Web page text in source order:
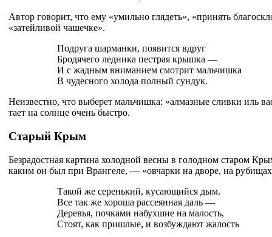
Автор говорит, что ему «умильно глядеть», «принять
«затейливой чашечке».
Подруга шарманки, появится вдруг
Бродячего ледника пестрая крышка —
И с жадным вниманием смотрит мальчишка
В чудесного холода полный сундук.
Неизвестно, что выберет мальчишка: «алмазные сливки иль
тает на солнце очень быстро.
Старый Крым
Безрадостная картина холодной весны в голодном старом
каким он был при Врангеле, — «овчарки на дворе, на
Такой же серенький, кусающийся дым.
Все так же хороша рассеянная даль —
Деревья, почками набухшие на малость,
Стоят, как пришлые, и возбуждают жалость